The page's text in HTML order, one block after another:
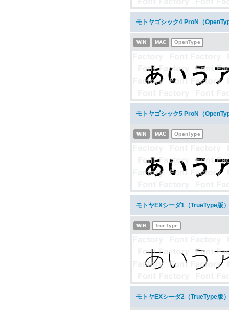
モトヤゴシック4 ProN（
WIN MAC OpenType
モトヤゴシック5 ProN（
WIN MAC OpenType
モトヤEXシーダ1（TrueType版
WIN TrueType
モトヤEXシーダ2（TrueType版